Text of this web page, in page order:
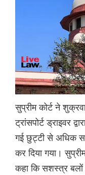
सुप्रीम कोर्ट ने
ट्रांसपोर्ट ड्राइवर
गई छुट्टी से अधिक
कर दिया गया।
कहा कि सशस्त्र बलों